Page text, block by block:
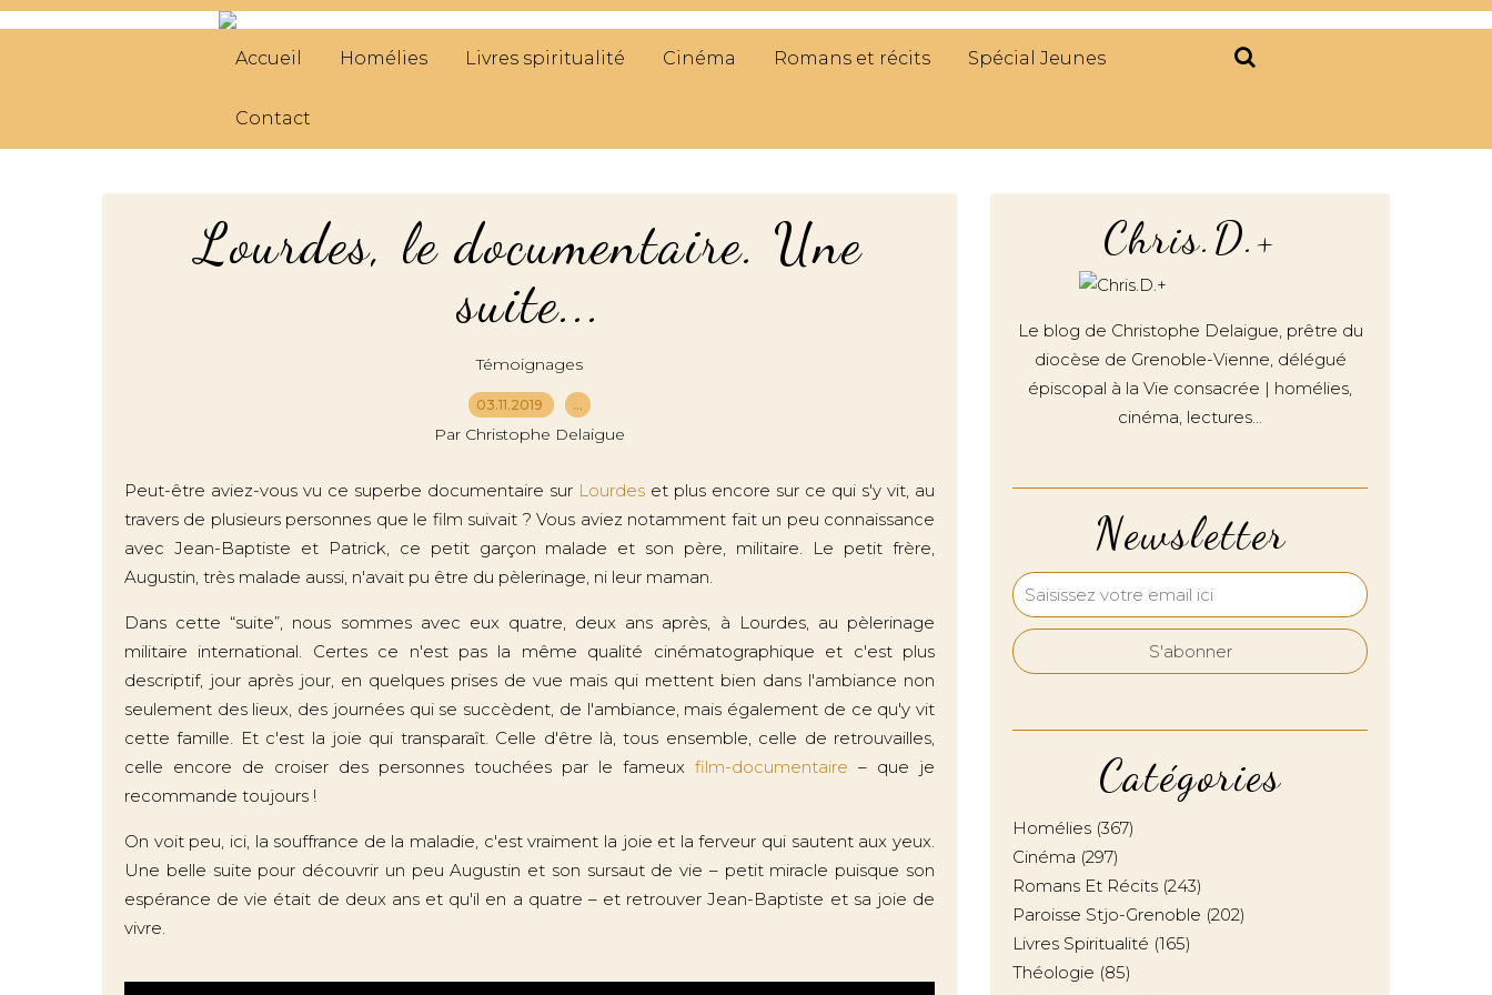
Accueil Homélies Livres spiritualité Cinéma Romans et récits Spécial Jeunes
Contact
Lourdes, le documentaire. Une
suite...
Témoignages
03.11.2019 …
Par Christophe Delaigue
Peut-être aviez-vous vu ce superbe documentaire sur Lourdes et plus encore sur ce qui s'y vit, au
travers de plusieurs personnes que le film suivait ? Vous aviez notamment fait un peu connaissance
avec Jean-Baptiste et Patrick, ce petit garçon malade et son père, militaire. Le petit frère,
Augustin, très malade aussi, n'avait pu être du pèlerinage, ni leur maman.
Dans cette “suite”, nous sommes avec eux quatre, deux ans après, à Lourdes, au pèlerinage
militaire international. Certes ce n'est pas la même qualité cinématographique et c'est plus
descriptif, jour après jour, en quelques prises de vue mais qui mettent bien dans l'ambiance non
seulement des lieux, des journées qui se succèdent, de l'ambiance, mais également de ce qu'y vit
cette famille. Et c'est la joie qui transparaît. Celle d'être là, tous ensemble, celle de retrouvailles,
celle encore de croiser des personnes touchées par le fameux film-documentaire – que je
recommande toujours !
On voit peu, ici, la souffrance de la maladie, c'est vraiment la joie et la ferveur qui sautent aux yeux.
Une belle suite pour découvrir un peu Augustin et son sursaut de vie – petit miracle puisque son
espérance de vie était de deux ans et qu'il en a quatre – et retrouver Jean-Baptiste et sa joie de
vivre.
Newsletter
Catégories
Homélies (367)
Cinéma (297)
Romans Et Récits (243)
Paroisse Stjo-Grenoble (202)
Livres Spiritualité (165)
Théologie (85)
Chris.D.+
Le blog de Christophe Delaigue, prêtre du
diocèse de Grenoble-Vienne, délégué
épiscopal à la Vie consacrée | homélies,
cinéma, lectures…